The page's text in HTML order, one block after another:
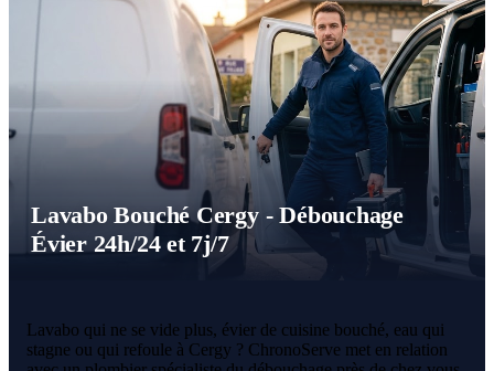
Lavabo Bouché Cergy - Débouchage
Évier 24h/24 et 7j/7
Lavabo qui ne se vide plus, évier de cuisine bouché, eau qui
stagne ou qui refoule à Cergy ? ChronoServe met en relation